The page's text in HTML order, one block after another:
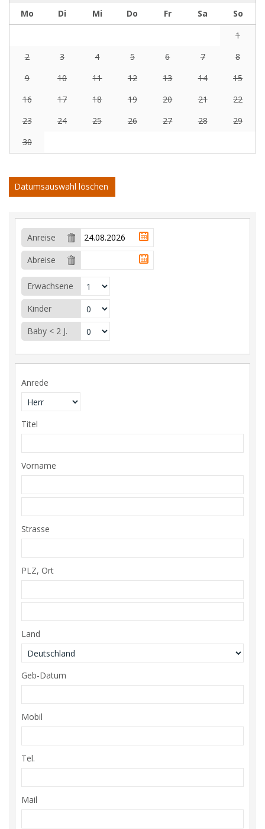
Mo
Di Mi Do Fr Sa
So
1
2
3 4 5 6 7
8
9
10 11 12 13 14
15
16
17 18 19 20 21
22
23
24 25 26 27 28
29
30
Datumsauswahl löschen
Anreise
Abreise
Erwachsene
Kinder
Baby < 2 J.
Anrede
Titel
Vorname
Strasse
PLZ, Ort
Land
Geb-Datum
Mobil
Tel.
Mail